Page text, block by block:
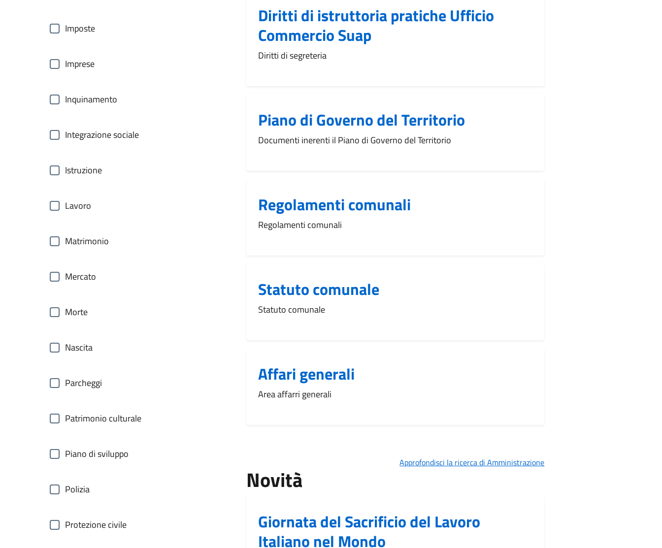
Imposte
Imprese
Inquinamento
Integrazione sociale
Istruzione
Lavoro
Matrimonio
Mercato
Morte
Nascita
Parcheggi
Patrimonio culturale
Piano di sviluppo
Polizia
Protezione civile
Diritti di istruttoria pratiche Ufficio
Commercio Suap
Diritti di segreteria
Piano di Governo del Territorio
Documenti inerenti il Piano di Governo del Territorio
Regolamenti comunali
Regolamenti comunali
Statuto comunale
Statuto comunale
Affari generali
Area affarri generali
Approfondisci la ricerca di Amministrazione
Novità
Giornata del Sacrificio del Lavoro
Italiano nel Mondo